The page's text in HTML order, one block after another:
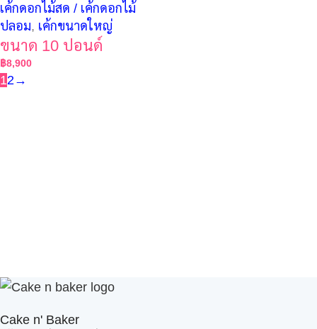
เค้กดอกไม้สด / เค้กดอกไม้
ปลอม, เค้กขนาดใหญ่
ขนาด 10 ปอนด์
฿8,900
12→
Cake n' Baker